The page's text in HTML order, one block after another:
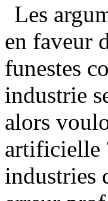
Les
en faveur
funestes
industrie
alors
artificielle
industries